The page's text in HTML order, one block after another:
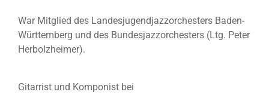
War Mitglied des Landesjugendjazzorchesters Baden-
Württemberg und des Bundesjazzorchesters (Ltg. Peter
Herbolzheimer).
Gitarrist und Komponist bei